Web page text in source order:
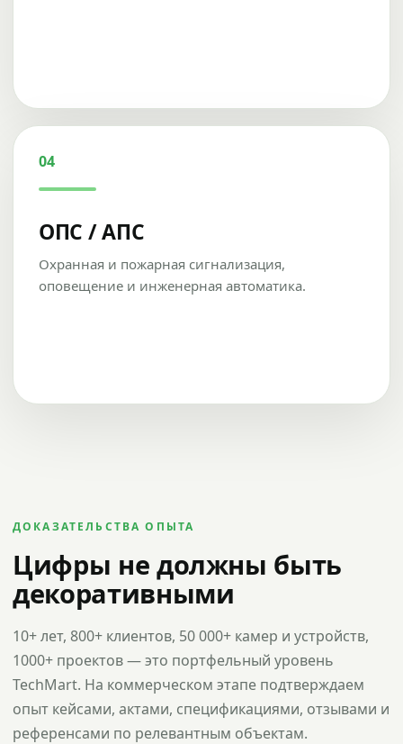
04
ОПС / АПС
Охранная и пожарная сигнализация,
оповещение и инженерная автоматика.
ДОКАЗАТЕЛЬСТВА ОПЫТА
Цифры не должны быть
декоративными
10+ лет, 800+ клиентов, 50 000+ камер и устройств,
1000+ проектов — это портфельный уровень
TechMart. На коммерческом этапе подтверждаем
опыт кейсами, актами, спецификациями, отзывами и
референсами по релевантным объектам.